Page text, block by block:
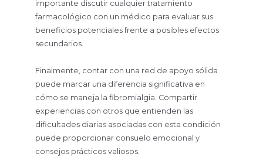
importante discutir cualquier tratamiento
farmacológico con un médico para evaluar sus
beneficios potenciales frente a posibles efectos
secundarios.
Finalmente, contar con una red de apoyo sólida
puede marcar una diferencia significativa en
cómo se maneja la fibromialgia. Compartir
experiencias con otros que entienden las
dificultades diarias asociadas con esta condición
puede proporcionar consuelo emocional y
consejos prácticos valiosos.